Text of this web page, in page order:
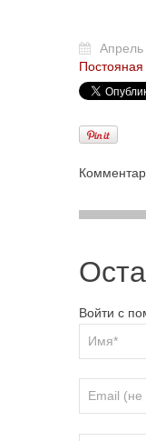
Постояная
Войти с